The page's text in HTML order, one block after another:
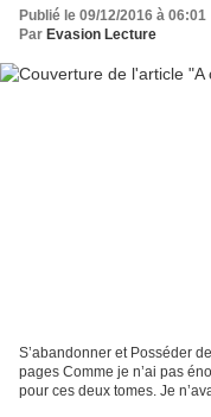
Publié le 09/12/2016 à 06:01
Par Evasion Lecture
S’abandonner et Posséder
pages Comme je n’ai pas
pour ces deux tomes. Je